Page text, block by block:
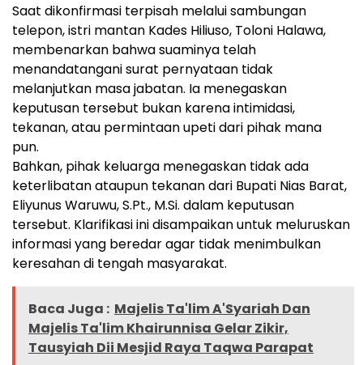
Saat dikonfirmasi terpisah melalui sambungan
telepon, istri mantan Kades Hiliuso, Toloni Halawa,
membenarkan bahwa suaminya telah
menandatangani surat pernyataan tidak
melanjutkan masa jabatan. Ia menegaskan
keputusan tersebut bukan karena intimidasi,
tekanan, atau permintaan upeti dari pihak mana
pun.
Bahkan, pihak keluarga menegaskan tidak ada
keterlibatan ataupun tekanan dari Bupati Nias Barat,
Eliyunus Waruwu, S.Pt., M.Si. dalam keputusan
tersebut. Klarifikasi ini disampaikan untuk meluruskan
informasi yang beredar agar tidak menimbulkan
keresahan di tengah masyarakat.
Baca Juga : Majelis Ta'lim A'Syariah Dan
Majelis Ta'lim Khairunnisa Gelar Zikir,
Tausyiah Dii Mesjid Raya Taqwa Parapat